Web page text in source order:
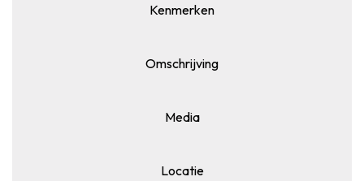
Kenmerken
Omschrijving
Media
Locatie